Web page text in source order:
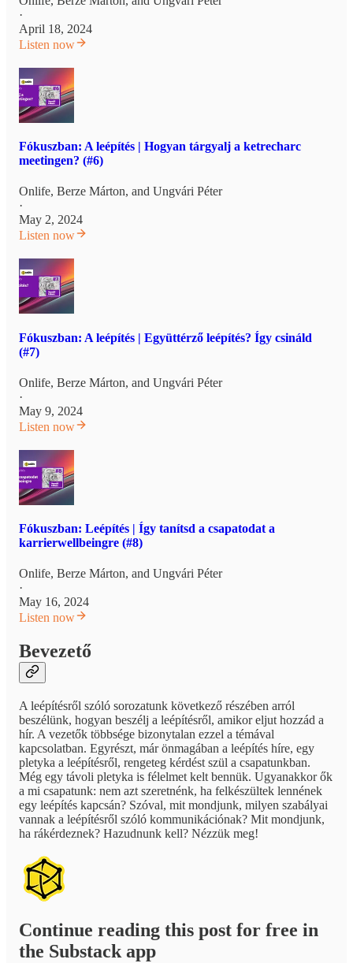
·
April 18, 2024
Listen now
Fókuszban: A leépítés | Hogyan tárgyalj a ketrecharc
meetingen? (#6)
Onlife, Berze Márton, and Ungvári Péter
·
May 2, 2024
Listen now
Fókuszban: A leépítés | Együttérző leépítés? Így csináld
(#7)
Onlife, Berze Márton, and Ungvári Péter
·
May 9, 2024
Listen now
Fókuszban: Leépítés | Így tanítsd a csapatodat a
karrierwellbeingre (#8)
Onlife, Berze Márton, and Ungvári Péter
·
May 16, 2024
Listen now
Bevezető
A leépítésről szóló sorozatunk következő részében arról
beszélünk, hogyan beszélj a leépítésről, amikor eljut hozzád a
hír. A vezetők többsége bizonytalan ezzel a témával
kapcsolatban. Egyrészt, már önmagában a leépítés híre, egy
pletyka a leépítésről, rengeteg kérdést szül a csapatunkban.
Még egy távoli pletyka is félelmet kelt bennük. Ugyanakkor ők
a mi csapatunk: nem azt szeretnénk, ha felkészültek lennének
egy leépítés kapcsán? Szóval, mit mondjunk, milyen szabályai
vannak a leépítésről szóló kommunikációnak? Mit mondjunk,
ha rákérdeznek? Hazudnunk kell? Nézzük meg!
Continue reading this post for free in
the Substack app